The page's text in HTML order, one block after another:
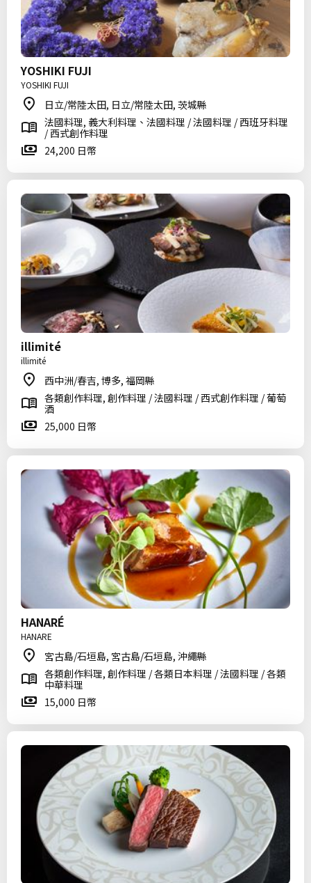
YOSHIKI FUJI
YOSHIKI FUJI
日立/常陸太田, 日立/常陸太田, 茨城縣
法國料理, 義大利料理、法國料理 / 法國料理 / 西班牙料理
/ 西式創作料理
24,200 日幣
illimité
illimité
西中洲/春吉, 博多, 福岡縣
各類創作料理, 創作料理 / 法國料理 / 西式創作料理 / 葡萄
酒
25,000 日幣
HANARÉ
HANARE
宮古島/石垣島, 宮古島/石垣島, 沖繩縣
各類創作料理, 創作料理 / 各類日本料理 / 法國料理 / 各類
中華料理
15,000 日幣